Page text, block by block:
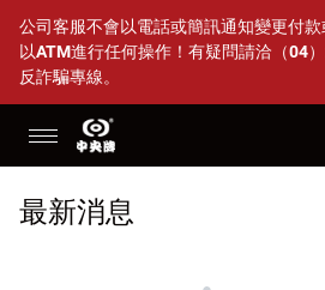
公司客服不會以電話或簡訊通知變更付
以ATM進行任何操作！有疑問請洽（04
反詐騙專線。
88父親節活動 特定商品95折
最新消息